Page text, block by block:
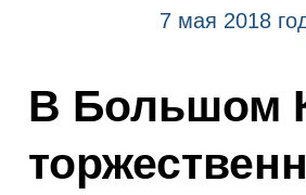
7 мая 2018
В Большом